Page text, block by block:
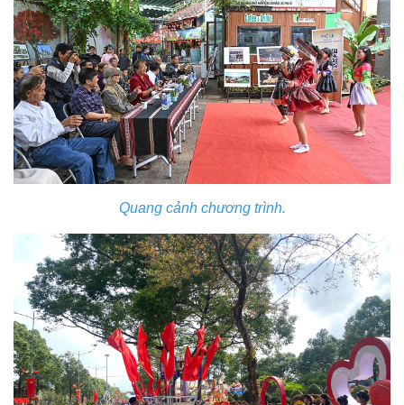
Quang cảnh chương trình.